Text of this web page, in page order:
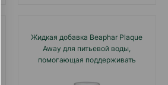
Жидкая добавка Beaphar Plaque
Away для питьевой воды,
помогающая поддерживать
кошек 250мл.